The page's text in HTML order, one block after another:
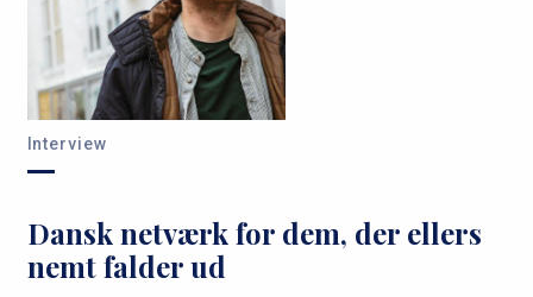
Interview
Dansk netværk for dem, der ellers
nemt falder ud